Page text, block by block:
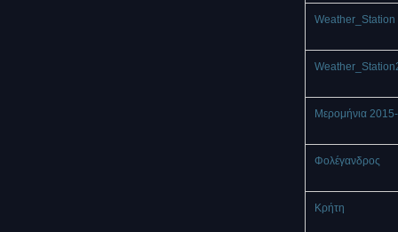
Weather_Station
Μερομήνια
Φολέγανδρος
Κρήτη